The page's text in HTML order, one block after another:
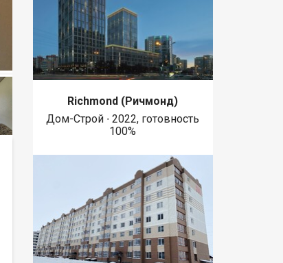
Richmond (Ричмонд)
Дом-Строй ∙ 2022, готовность
100%